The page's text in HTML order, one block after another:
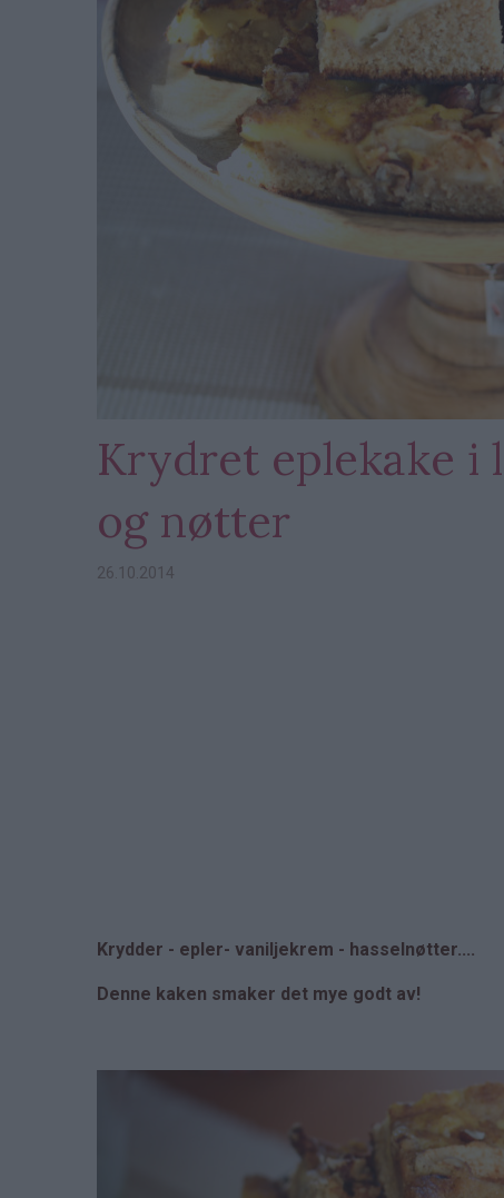
Krydret eplekake i
og nøtter
26.10.2014
Krydder - epler- vaniljekrem - hasselnøtter....
Denne kaken smaker det mye godt av!